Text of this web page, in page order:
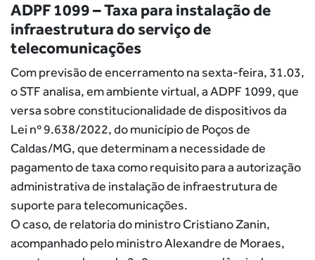
ADPF 1099 – Taxa para instalação de
infraestrutura do serviço de
telecomunicações
Com previsão de encerramento na sexta-feira, 31.03,
o STF analisa, em ambiente virtual, a ADPF 1099, que
versa sobre constitucionalidade de dispositivos da
Lei nº 9.638/2022, do município de Poços de
Caldas/MG, que determinam a necessidade de
pagamento de taxa como requisito para a autorização
administrativa de instalação de infraestrutura de
suporte para telecomunicações.
O caso, de relatoria do ministro Cristiano Zanin,
acompanhado pelo ministro Alexandre de Moraes,